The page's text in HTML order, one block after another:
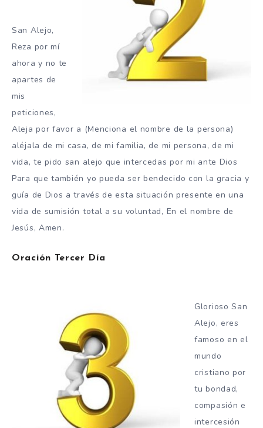
San Alejo,
Reza por mí
ahora y no te
apartes de
mis
peticiones,
Aleja por favor a (Menciona el nombre de la persona)
aléjala de mi casa, de mi familia, de mi persona, de mi
vida, te pido san alejo que intercedas por mi ante Dios
Para que también yo pueda ser bendecido con la gracia y
guía de Dios a través de esta situación presente en una
vida de sumisión total a su voluntad, En el nombre de
Jesús, Amen.
Oración Tercer Día
Glorioso San
Alejo, eres
famoso en el
mundo
cristiano por
tu bondad,
compasión e
intercesión